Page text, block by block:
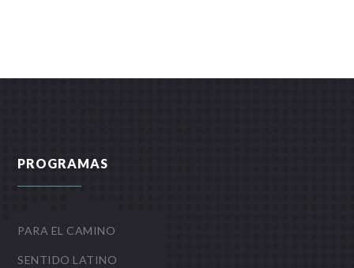
PROGRAMAS
PARA EL CAMINO
SENTIDO LATINO